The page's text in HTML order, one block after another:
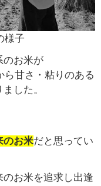
様子
のお米が
ら甘さ・粘りのある
した。
のお米だと思ってい
お米を追求し出逢